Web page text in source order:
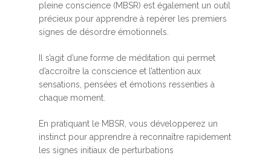
pleine conscience (MBSR) est également un outil
précieux pour apprendre à repérer les premiers
signes de désordre émotionnels.
Il s’agit d’une forme de méditation qui permet
d’accroître la conscience et l’attention aux
sensations, pensées et émotions ressenties à
chaque moment.
En pratiquant le MBSR, vous développerez un
instinct pour apprendre à reconnaître rapidement
les signes initiaux de perturbations